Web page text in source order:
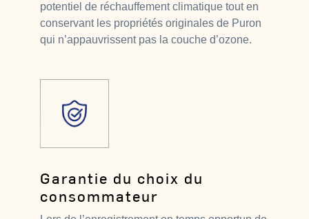
potentiel de réchauffement climatique tout en
conservant les propriétés originales de Puron
qui n’appauvrissent pas la couche d’ozone.
Garantie du choix du
consommateur